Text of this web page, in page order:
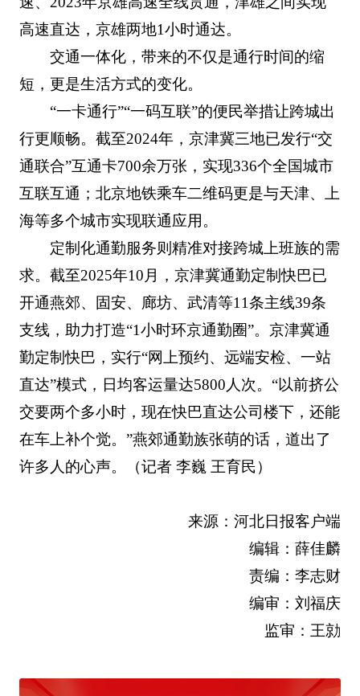
高速直达，京雄两地1小时通达。
交通一体化，带来的不仅是通行时间的缩
短，更是生活方式的变化。
“一卡通行”“一码互联”的便民举措让跨城出
行更顺畅。截至2024年，京津冀三地已发行“交
通联合”互通卡700余万张，实现336个全国城市
互联互通；北京地铁乘车二维码更是与天津、上
海等多个城市实现联通应用。
定制化通勤服务则精准对接跨城上班族的需
求。截至2025年10月，京津冀通勤定制快巴已
开通燕郊、固安、廊坊、武清等11条主线39条
支线，助力打造“1小时环京通勤圈”。京津冀通
勤定制快巴，实行“网上预约、远端安检、一站
直达”模式，日均客运量达5800人次。“以前挤公
交要两个多小时，现在快巴直达公司楼下，还能
在车上补个觉。”燕郊通勤族张萌的话，道出了
许多人的心声。（记者 李巍 王育民）
来源：河北日报客户端
编辑：薛佳麟
责编：李志财
编审：刘福庆
监审：王勍